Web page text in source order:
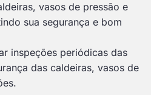
vasos de pressão e
sua segurança e bom
inspeções periódicas das
das caldeiras, vasos de